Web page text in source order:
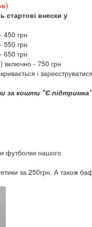
стартові внески у
450 грн
550 грн
650 грн
включно - 750 грн
і
за кошти "Є підтримка"
футболки нашого
за 250грн. А також